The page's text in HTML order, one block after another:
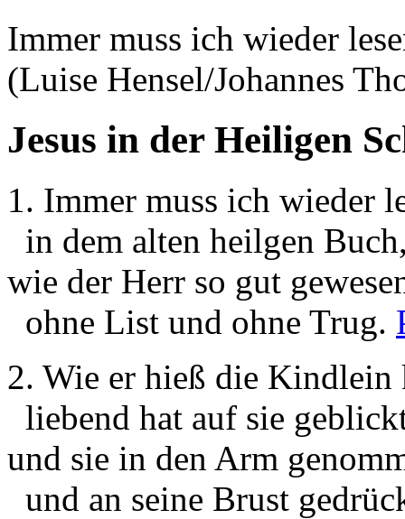
Immer muss ich wieder
(Luise Hensel/Johannes
Jesus in der Heiligen
1. Immer muss ich wieder
in dem alten heilgen
wie der Herr so gut
ohne List und ohne Trug.
2. Wie er hieß die Kindlein
liebend hat auf sie
und sie in den Arm
und an seine Brust